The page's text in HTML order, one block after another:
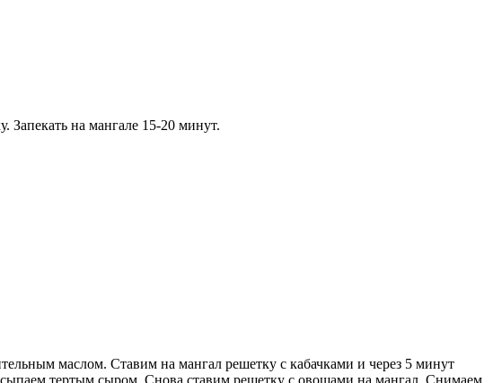
на мангале 15-20 минут.
маслом. Ставим на мангал решетку с кабачками и через 5 минут
тертым сыром. Снова ставим решетку с овощами на мангал. Снимаем